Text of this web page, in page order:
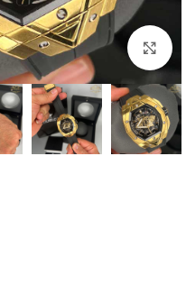
برای بزرگنمایی کلیک کنید